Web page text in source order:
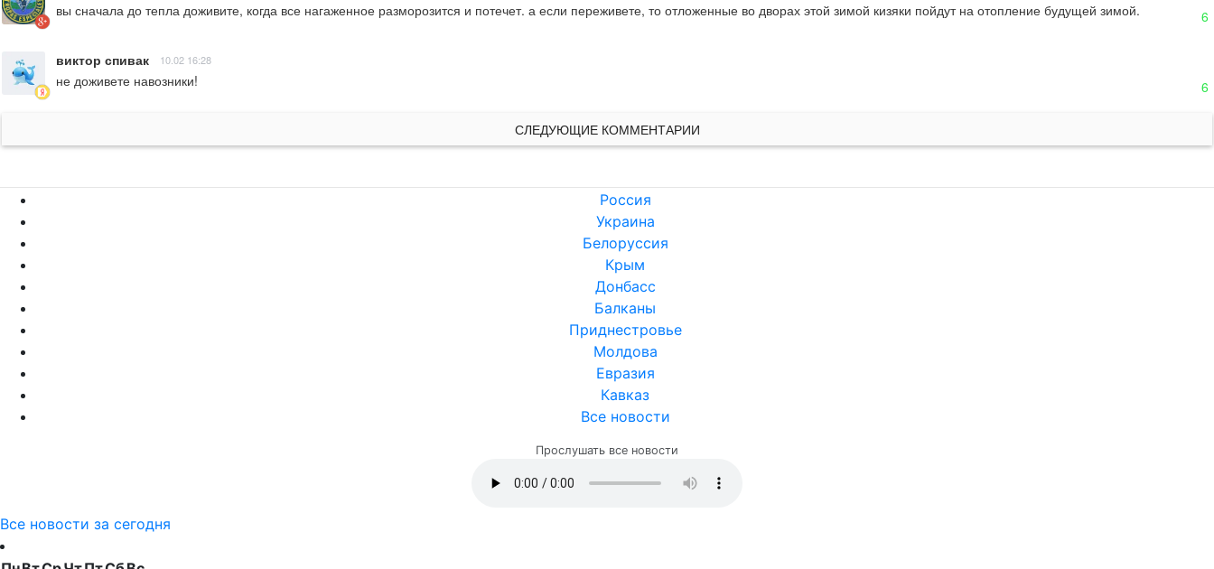
вы сначала до тепла доживите, когда все нагаженное разморозится и потечет. а если переживете, то отложенные во дворах этой зимой кизяки пойдут на отопление будущей зимой. 6
виктор спивак 10.02 16:28
не доживете навозники! 6
СЛЕДУЮЩИЕ КОММЕНТАРИИ
Россия
Украина
Белоруссия
Крым
Донбасс
Балканы
Приднестровье
Молдова
Евразия
Кавказ
Все новости
Прослушать все новости
Все новости за сегодня